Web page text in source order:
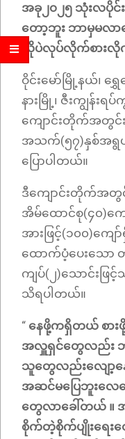
အခု၂၀၂၅ သုံးလပိုင်
တော့ဘူး ဘာမှမလ
လိုပဲလုပ်လိုက်စားလို
ဝိုင်းမော်မြို့နယ်၊ ရွှ
နားမြို့၊ ဇီးကျွန်း
ကျောင်းတိုက်အတွင်
အသက်(၅၇)နှစ်အရွယ်
ပြောပါတယ်။
ဒီကျောင်းတိုက်အတွ
အိမ်ထောင်စု(၄၀)ကျ
အားဖြင့်(၁၀၀)ကျ
ထောက်ပံ့ပေးသော
ကျပ်(၂)သောင်းဖြ
သိရပါတယ်။
“ နေဖို့ကရှိတယ် စာ
အလှူရှင်တွေလည်း
သူတွေလည်းလျော့
အဆင်မပြေဘူးလေ
တွေလာခေါ်တယ် ။
စိုက်တဲ့စိုက်ပျိုးရေ